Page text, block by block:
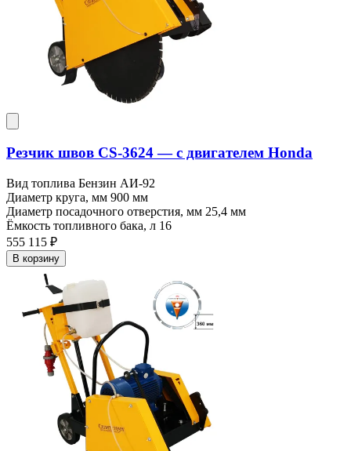
Резчик швов CS-3624 — c двигателем Honda
Вид топлива Бензин АИ-92
Диаметр круга, мм 900 мм
Диаметр посадочного отверстия, мм 25,4 мм
Ёмкость топливного бака, л 16
555 115 ₽
В корзину